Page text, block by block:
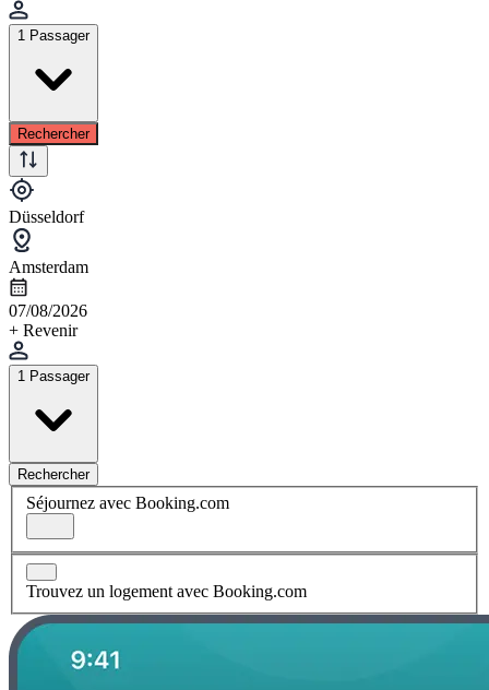
1 Passager
Rechercher
Düsseldorf
Amsterdam
07/08/2026
+ Revenir
1 Passager
Rechercher
Séjournez avec Booking.com
Trouvez un logement avec Booking.com